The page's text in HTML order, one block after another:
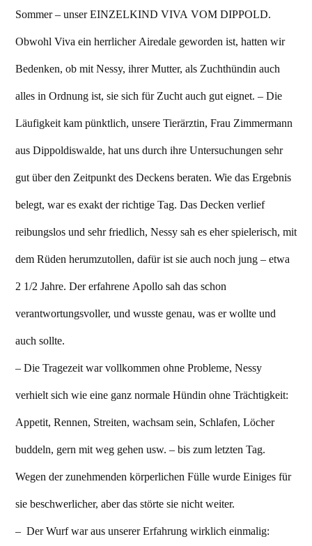
Sommer – unser EINZELKIND VIVA VOM DIPPOLD.
Obwohl Viva ein herrlicher Airedale geworden ist, hatten wir
Bedenken, ob mit Nessy, ihrer Mutter, als Zuchthündin auch
alles in Ordnung ist, sie sich für Zucht auch gut eignet. – Die
Läufigkeit kam pünktlich, unsere Tierärztin, Frau Zimmermann
aus Dippoldiswalde, hat uns durch ihre Untersuchungen sehr
gut über den Zeitpunkt des Deckens beraten. Wie das Ergebnis
belegt, war es exakt der richtige Tag. Das Decken verlief
reibungslos und sehr friedlich, Nessy sah es eher spielerisch, mit
dem Rüden herumzutollen, dafür ist sie auch noch jung – etwa
2 1/2 Jahre. Der erfahrene Apollo sah das schon
verantwortungsvoller, und wusste genau, was er wollte und
auch sollte.
– Die Tragezeit war vollkommen ohne Probleme, Nessy
verhielt sich wie eine ganz normale Hündin ohne Trächtigkeit:
Appetit, Rennen, Streiten, wachsam sein, Schlafen, Löcher
buddeln, gern mit weg gehen usw. – bis zum letzten Tag.
Wegen der zunehmenden körperlichen Fülle wurde Einiges für
sie beschwerlicher, aber das störte sie nicht weiter.
– Der Wurf war aus unserer Erfahrung wirklich einmalig: